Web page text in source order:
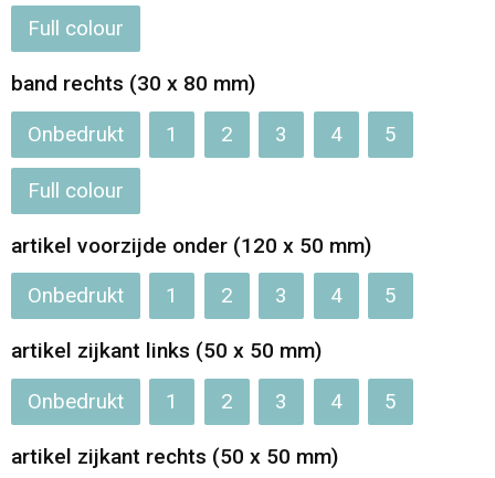
Full colour
band rechts (30 x 80 mm)
Onbedrukt 1 2 3 4 5
Full colour
artikel voorzijde onder (120 x 50 mm)
Onbedrukt 1 2 3 4 5
artikel zijkant links (50 x 50 mm)
Onbedrukt 1 2 3 4 5
artikel zijkant rechts (50 x 50 mm)